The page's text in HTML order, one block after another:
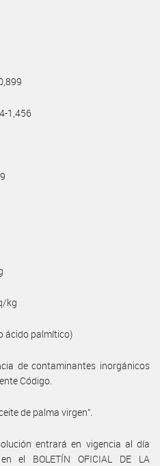
1,456
kg
ácido palmítico)
de contaminantes inorgánicos
Código.
de palma virgen”.
entrará en vigencia al día
el BOLETÍN OFICIAL DE LA